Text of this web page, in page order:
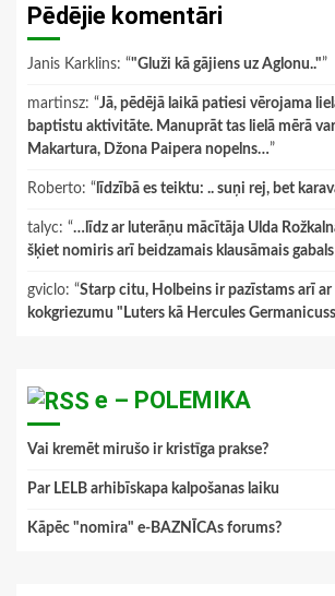
Pēdējie komentāri
Janis Karklins: “"Gluži kā gājiens uz Aglonu.."”
martinsz: “Jā, pēdējā laikā patiesi vērojama
baptistu aktivitāte. Manuprāt tas lielā mērā
Makartura, Džona Paipera nopelns…”
Roberto: “ līdzībā es teiktu: .. suņi rej, bet
talyc: “…līdz ar luterāņu mācītāja Ulda
šķiet nomiris arī beidzamais klausāmais
gviclo: “Starp citu, Holbeins ir pazīstams arī ar
kokgriezumu "Luters kā Hercules
e – POLEMIKA
Vai kremēt mirušo ir kristīga prakse?
Par LELB arhibīskapa kalpošanas laiku
Kāpēc "nomira" e-BAZNĪCAs forums?